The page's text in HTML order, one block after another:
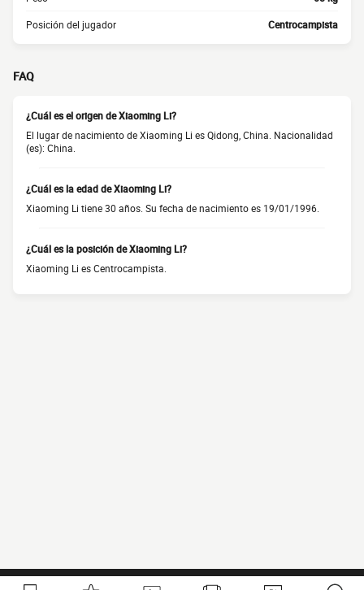
Posición del jugador Centrocampista
FAQ
¿Cuál es el origen de Xiaoming Li?
El lugar de nacimiento de Xiaoming Li es Qidong, China. Nacionalidad
(es): China.
¿Cuál es la edad de Xiaoming Li?
Xiaoming Li tiene 30 años. Su fecha de nacimiento es 19/01/1996.
¿Cuál es la posición de Xiaoming Li?
Xiaoming Li es Centrocampista.